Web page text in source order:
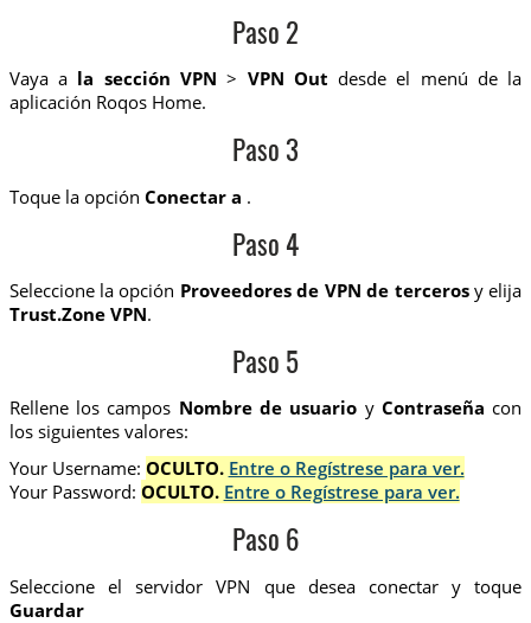
Paso 2
Vaya a la sección VPN > VPN Out desde el menú de la
aplicación Roqos Home.
Paso 3
Toque la opción Conectar a .
Paso 4
Seleccione la opción Proveedores de VPN de tercerosy elija
Trust.Zone VPN.
Paso 5
Rellene los campos Nombre de usuario yContraseña con
los siguientes valores:
Your Username: OCULTO. Entre o Regístrese para ver.
Your Password: OCULTO. Entre o Regístrese para ver.
Paso 6
Seleccione el servidor VPN que desea conectar y toque
Guardar